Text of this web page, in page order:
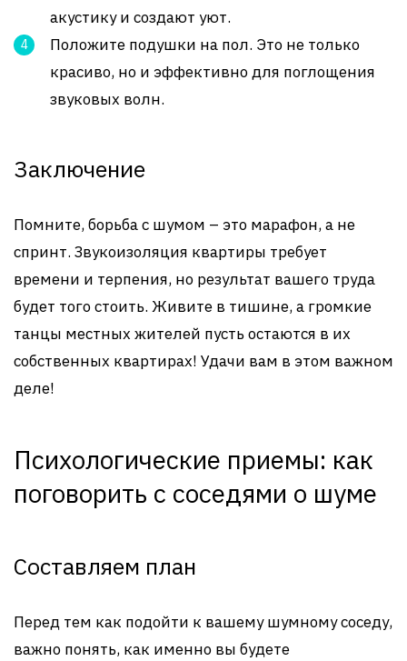
акустику и создают уют.
Положите подушки на пол. Это не только
красиво, но и эффективно для поглощения
звуковых волн.
Заключение
Помните, борьба с шумом – это марафон, а не
спринт. Звукоизоляция квартиры требует
времени и терпения, но результат вашего труда
будет того стоить. Живите в тишине, а громкие
танцы местных жителей пусть остаются в их
собственных квартирах! Удачи вам в этом важном
деле!
Психологические приемы: как
поговорить с соседями о шуме
Составляем план
Перед тем как подойти к вашему шумному соседу,
важно понять, как именно вы будете